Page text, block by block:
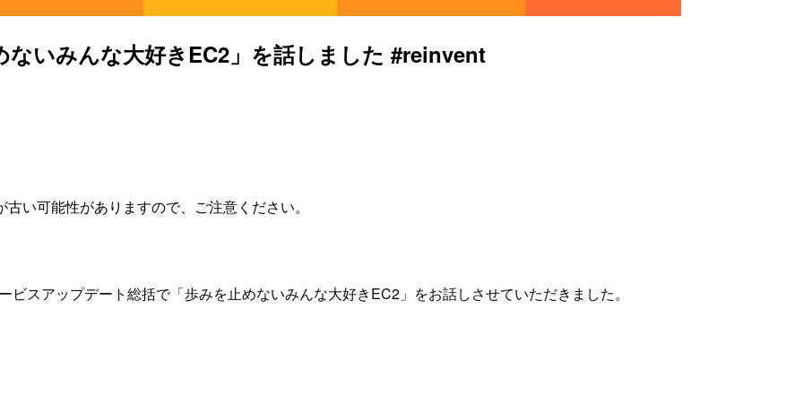
いみんな大好きEC2」を話しました #reinvent
い可能性がありますので、ご注意ください。
スアップデート総括で「歩みを止めないみんな大好きEC2」をお話しさせていただきました。